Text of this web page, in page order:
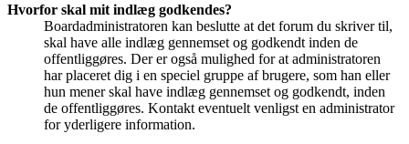
Hvorfor skal mit indlæg godkendes?
Boardadministratoren kan beslutte at det forum du skriver til,
skal have alle indlæg gennemset og godkendt inden de
offentliggøres. Der er også mulighed for at administratoren
har placeret dig i en speciel gruppe af brugere, som han eller
hun mener skal have indlæg gennemset og godkendt, inden
de offentliggøres. Kontakt eventuelt venligst en administrator
for yderligere information.